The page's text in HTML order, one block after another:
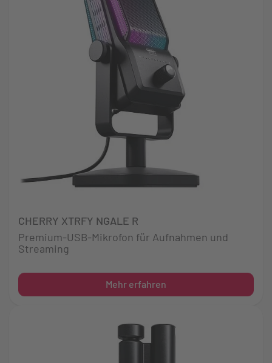
CHERRY XTRFY NGALE R
Premium-USB-Mikrofon für Aufnahmen und
Streaming
Mehr erfahren